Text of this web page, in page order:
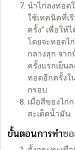
นำไก่ลงทอด
ใช้เทคนิคที่เ
ครั้ง" เพื่อให้
โดยจะทอดไ
กลางสุก จา
ครั้งแรกเย็น
ทอดอีกครั้งใ
กรอบ
เมื่อสีของไก่
สะเด็ดน้ำมัน
ขั้นตอนการทำซ